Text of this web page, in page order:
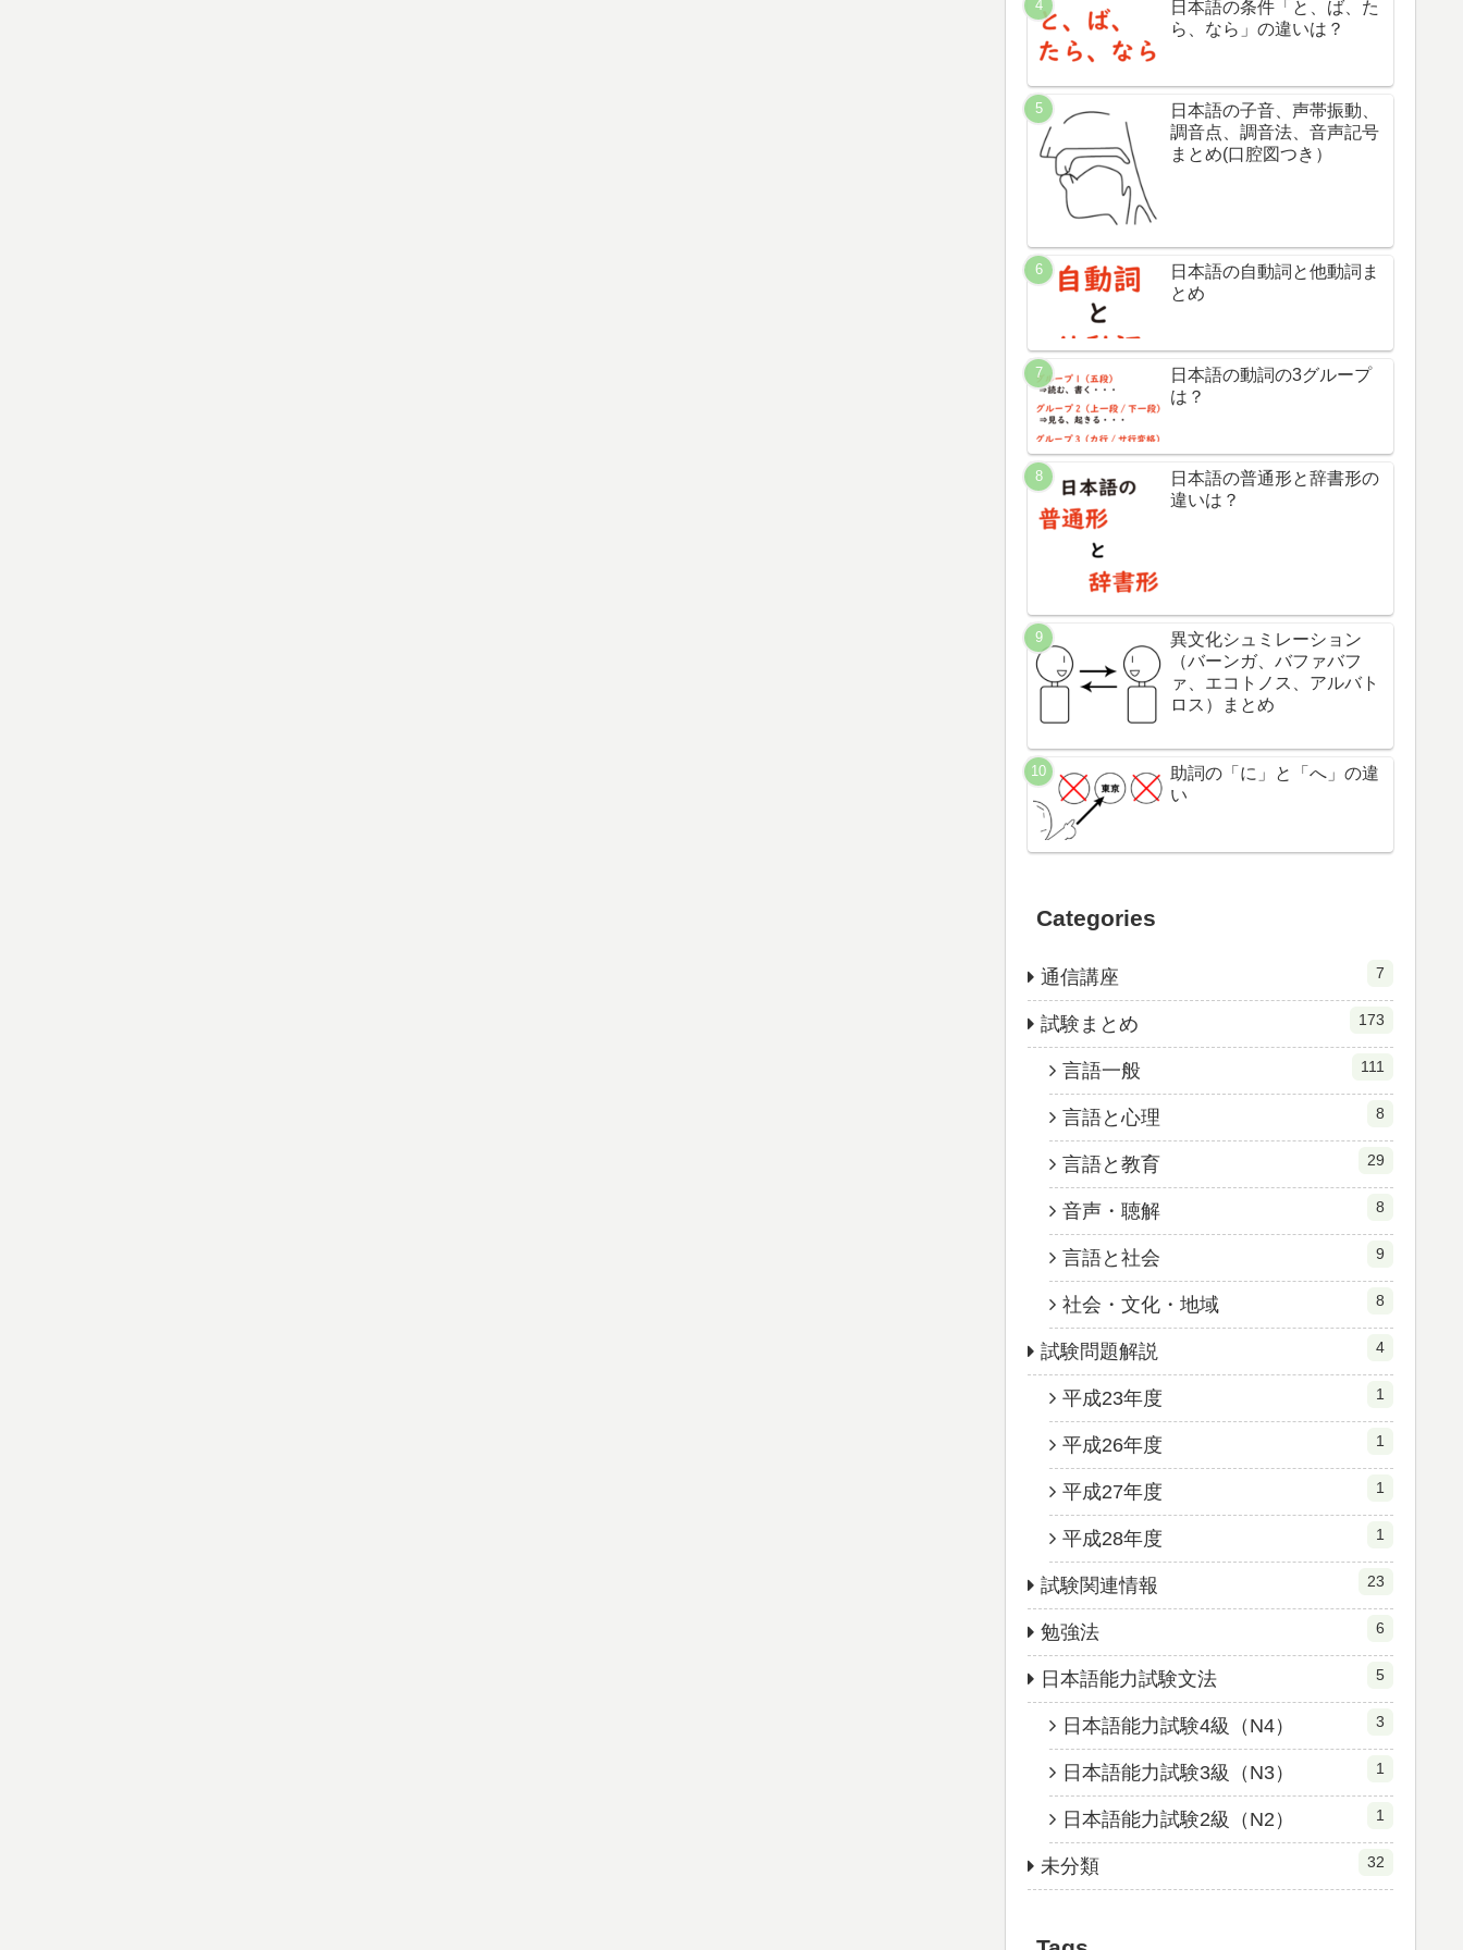
日本語の条件「と、ば、た
ら、なら」の違いは？
日本語の子音、声帯振動、
調音点、調音法、音声記号
まとめ(口腔図つき）
日本語の自動詞と他動詞ま
とめ
日本語の動詞の3グループ
は？
日本語の普通形と辞書形の
違いは？
異文化シュミレーション
（バーンガ、バファバフ
ァ、エコトノス、アルバト
ロス）まとめ
助詞の「に」と「へ」の違
い
Categories
通信講座 7
試験まとめ 173
言語一般 111
言語と心理 8
言語と教育 29
音声・聴解 8
言語と社会 9
社会・文化・地域 8
試験問題解説 4
平成23年度 1
平成26年度 1
平成27年度 1
平成28年度 1
試験関連情報 23
勉強法 6
日本語能力試験文法 5
日本語能力試験4級（N4） 3
日本語能力試験3級（N3） 1
日本語能力試験2級（N2） 1
未分類 32